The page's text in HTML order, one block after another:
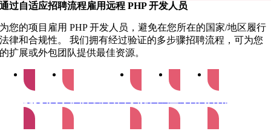
通过自适应招聘流程雇用远程 PHP 开发人员
为您的项目雇用 PHP 开发人员，避免在您所在的国家/地区履行
法律和合规性。 我们拥有经过验证的多步骤招聘流程，可为您
的扩展或外包团队提供最佳资源。